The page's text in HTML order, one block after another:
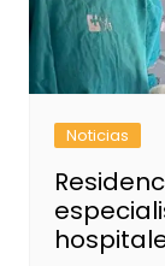
Noticias